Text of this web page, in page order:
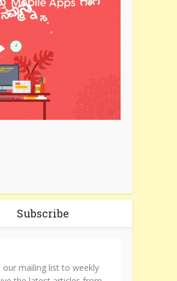
Subscribe
our mailing list to weekly